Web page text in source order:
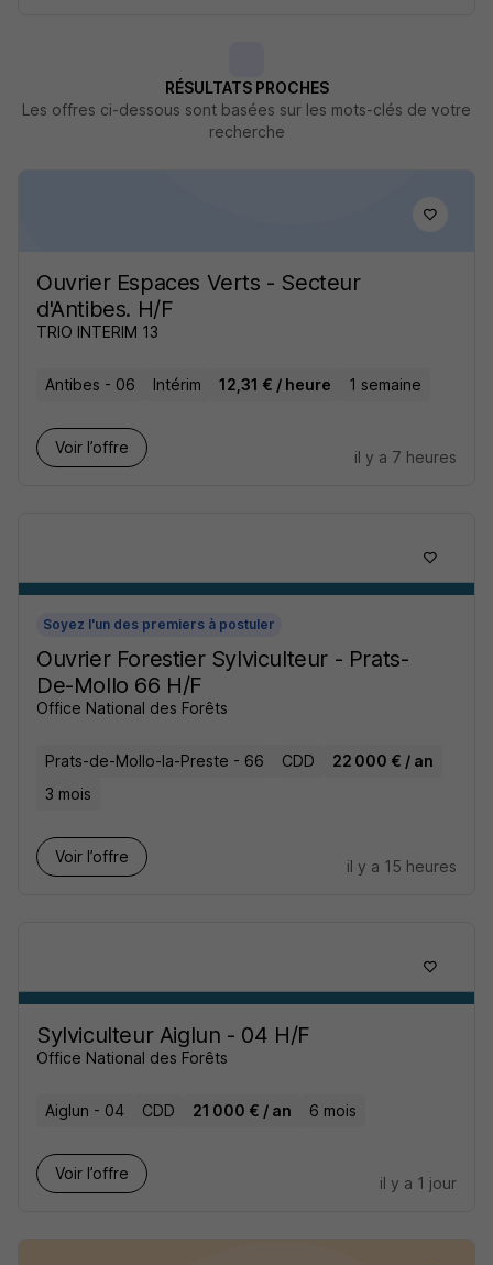
RÉSULTATS PROCHES
Les offres ci-dessous sont basées sur les mots-clés de votre
recherche
Ouvrier Espaces Verts - Secteur
d'Antibes. H/F
TRIO INTERIM 13
Antibes - 06 Intérim 12,31 € / heure 1 semaine
Voir l’offre
il y a 7 heures
Soyez l'un des premiers à postuler
Ouvrier Forestier Sylviculteur - Prats-
De-Mollo 66 H/F
Office National des Forêts
Prats-de-Mollo-la-Preste - 66 CDD
22 000 € / an
3 mois
Voir l’offre
il y a 15 heures
Sylviculteur Aiglun - 04 H/F
Office National des Forêts
Aiglun - 04 CDD 21 000 € / an 6 mois
Voir l’offre
il y a 1 jour